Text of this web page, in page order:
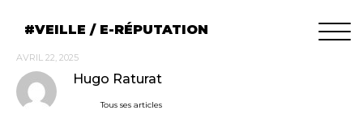
VEILLE / E-RÉPUTATION
AVRIL 22, 2025
Hugo Raturat
Tous ses articles